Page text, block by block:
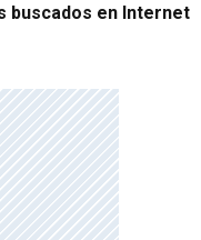
buscados en Internet